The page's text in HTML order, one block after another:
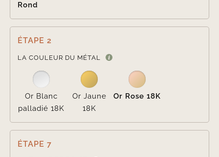
Rond
ÉTAPE 2
LA COULEUR DU MÉTAL
Or Blanc
palladié 18K
Or Jaune
18K
Or Rose 18K
ÉTAPE 7